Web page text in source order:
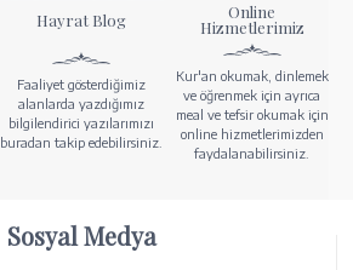
Hayrat Blog
Faaliyet gösterdiğimiz
alanlarda yazdığımız
bilgilendirici yazılarımızı
buradan takip edebilirsiniz.
Online
Hizmetlerimiz
Kur'an okumak, dinlemek
ve öğrenmek için ayrıca
meal ve tefsir okumak için
online hizmetlerimizden
faydalanabilirsiniz.
Sosyal Medya